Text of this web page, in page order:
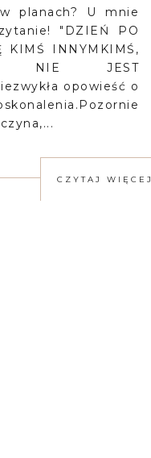
planach? U mnie
"DZIEŃ PO
KIMŚ INNYMKIMŚ,
NIE JEST
opowieść o
CZYTAJ WIĘCEJ